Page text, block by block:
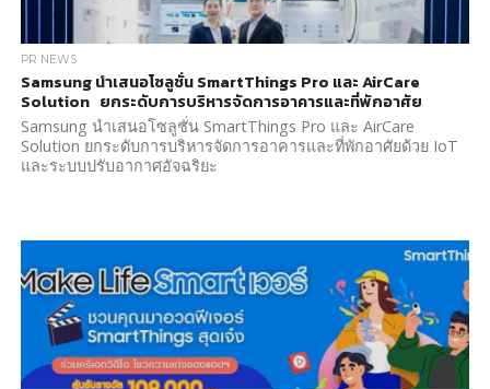
PR NEWS
Samsung นำเสนอโซลูชั่น SmartThings Pro และ AirCare
Solution ยกระดับการบริหารจัดการอาคารและที่พักอาศัย
Samsung นำเสนอโซลูชั่น SmartThings Pro และ AirCare
Solution ยกระดับการบริหารจัดการอาคารและที่พักอาศัยด้วย IoT
และระบบปรับอากาศอัจฉริยะ